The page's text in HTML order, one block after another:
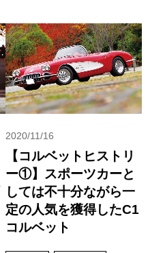
2020/11/16
【コルベットヒストリ
ー①】スポーツカーと
しては不十分ながら一
定の人気を獲得したC1
コルベット